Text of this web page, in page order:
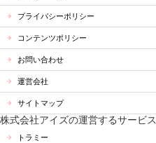
プライバシーポリシー
コンテンツポリシー
お問い合わせ
運営会社
サイトマップ
株式会社アイズの運営するサービス
トラミー